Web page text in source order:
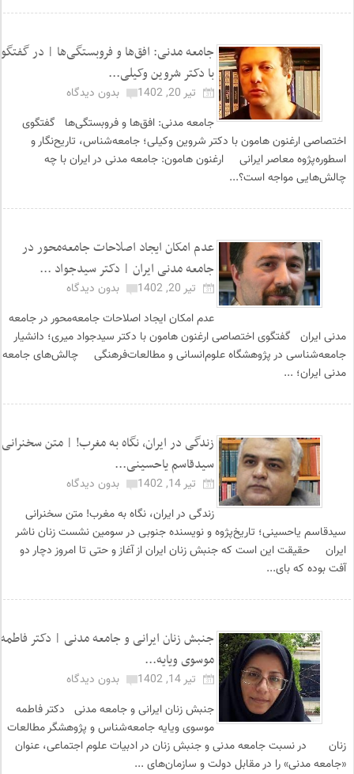
جامعه‌ مدنی: افق‌ها و فروبستگی‌ها | در گفتگو
با دکتر شروین وکیلی...
تیر 20, 1402
بدون دیدگاه
جامعه‌ مدنی: افق‌ها و فروبستگی‌ها گفتگوی
اختصاصی ارغنون هامون با دکتر شروین وکیلی؛ جامعه‌شناس، تاریح‌نگار و
اسطوره‌پژوه معاصر ایرانی ارغنون هامون: جامعه مدنی در ایران با چه
چالش‌هایی مواجه است؟...
عدم امکان ایجاد اصلاحات جامعه‌محور در
جامعه مدنی ایران | دکتر سیدجواد ...
تیر 20, 1402
بدون دیدگاه
عدم امکان ایجاد اصلاحات جامعه‌محور در جامعه
مدنی ایران گفتگوی اختصاصی ارغنون هامون با دکتر سیدجواد میری؛ دانشیار
جامعه‌شناسی در پژوهشگاه علوم‌انسانی و مطالعات‌فرهنگی چالش‌های جامعه
مدنی ایران؛ ...
زندگی در ایران، نگاه به مغرب! | متن سخنرانی
سیدقاسم یاحسینی...
تیر 14, 1402
بدون دیدگاه
زندگی در ایران، نگاه به مغرب! متن سخنرانی
سیدقاسم یاحسینی؛ تاریخ‌پژوه و نویسنده جنوبی در سومین نشست زنان ناشر
ایران حقیقت این است که جنبش زنان ایران از آغاز و حتی تا امروز دچار دو
آفت بوده که بای...
جنبش زنان ایرانی و جامعه مدنی | دکتر فاطمه
موسوی ویایه...
تیر 14, 1402
بدون دیدگاه
جنبش زنان ایرانی و جامعه مدنی دکتر فاطمه
موسوی ویایه جامعه‌شناس و پژوهشگر مطالعات
زنان در نسبت جامعه مدنی و جنبش زنان در ادبیات علوم اجتماعی، عنوان
«جامعه مدنی» را در مقابل دولت و سازمان‌های ...